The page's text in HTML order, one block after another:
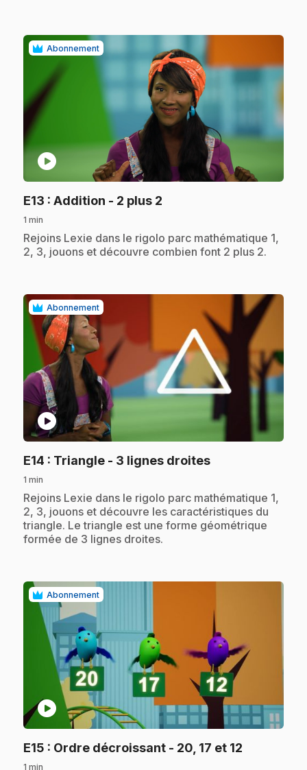
Abonnement
play_circle
E13 : Addition - 2 plus 2
1 min
.Rejoins Lexie dans le rigolo parc mathématique 1,
2, 3, jouons et découvre combien font 2 plus 2.
Abonnement
play_circle
E14 : Triangle - 3 lignes droites.
1 min
.Rejoins Lexie dans le rigolo parc mathématique 1,
2, 3, jouons et découvre les caractéristiques du
triangle. Le triangle est une forme géométrique
formée de 3 lignes droites.
Abonnement
play_circle
E15 : Ordre décroissant - 20, 17 et 12
1 min